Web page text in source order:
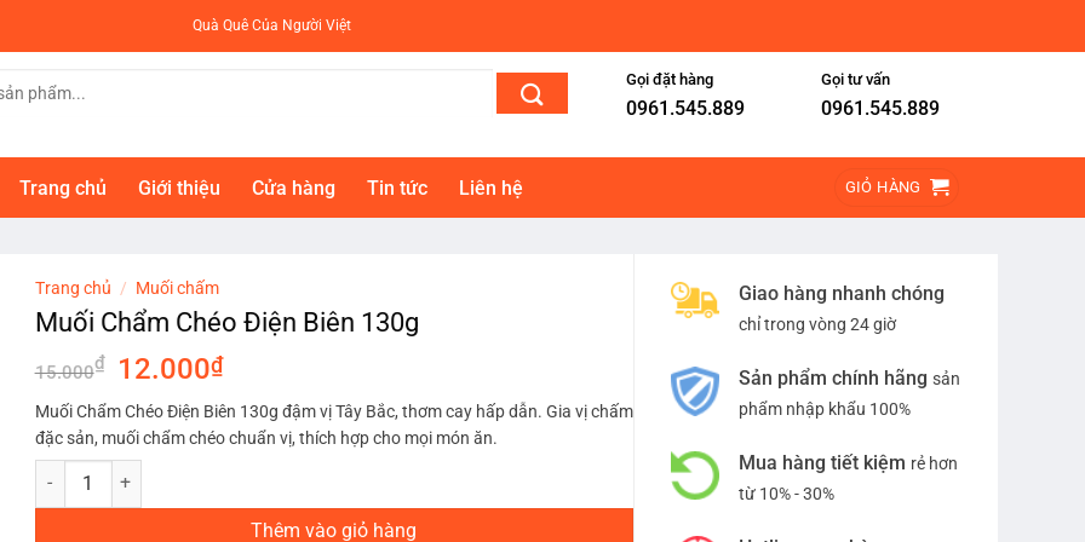
Quà Quê Của Người Việt
Gọi đặt hàng
0961.545.889
Gọi tư vấn
0961.545.889
Trang chủ Giới thiệu Cửa hàng Tin tức Liên hệ GIỎ HÀNG
Giao hàng nhanh chóng
chỉ trong vòng 24 giờ
Sản phẩm chính hãng sản
phẩm nhập khẩu 100%
Mua hàng tiết kiệm rẻ hơn
từ 10% - 30%
Trang chủ / Muối chấm
Muối Chẩm Chéo Điện Biên 130g
15.000₫
Giá
gốc
là:
15.000₫.
12.000₫Giá
hiện
tại
là:
Muối Chẩm Chéo Điện Biên 130g đậm vị Tây Bắc, thơm cay hấp dẫn. Gia vị chấm
đặc sản, muối chẩm chéo chuẩn vị, thích hợp cho mọi món ăn.
Muối Chẩm Chéo Điện Biên 130g số lượng
Thêm vào giỏ hàng